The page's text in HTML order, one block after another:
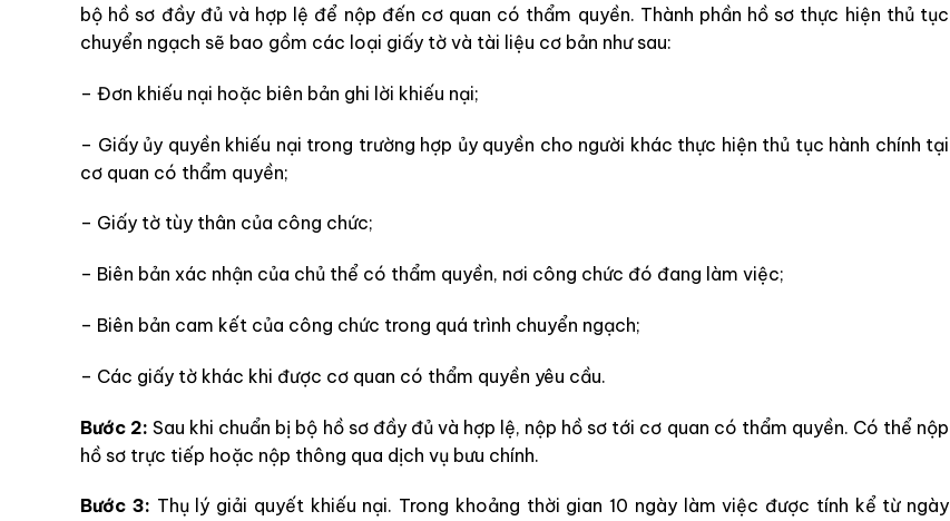
bộ hồ sơ đầy đủ và hợp lệ để nộp đến cơ quan có thẩm quyền. Thành phần hồ sơ thực hiện thủ tục
chuyển ngạch sẽ bao gồm các loại giấy tờ và tài liệu cơ bản như sau:
– Đơn khiếu nại hoặc biên bản ghi lời khiếu nại;
– Giấy ủy quyền khiếu nại trong trường hợp ủy quyền cho người khác thực hiện thủ tục hành chính tại
cơ quan có thẩm quyền;
– Giấy tờ tùy thân của công chức;
– Biên bản xác nhận của chủ thể có thẩm quyền, nơi công chức đó đang làm việc;
– Biên bản cam kết của công chức trong quá trình chuyển ngạch;
– Các giấy tờ khác khi được cơ quan có thẩm quyền yêu cầu.
Bước 2: Sau khi chuẩn bị bộ hồ sơ đầy đủ và hợp lệ, nộp hồ sơ tới cơ quan có thẩm quyền. Có thể nộp
hồ sơ trực tiếp hoặc nộp thông qua dịch vụ bưu chính.
Bước 3: Thụ lý giải quyết khiếu nại. Trong khoảng thời gian 10 ngày làm việc được tính kể từ ngày